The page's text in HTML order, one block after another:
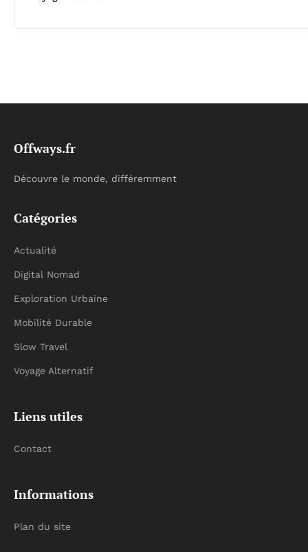
Offways.fr
Découvre le monde, différemment
Catégories
Actualité
Digital Nomad
Exploration Urbaine
Mobilité Durable
Slow Travel
Voyage Alternatif
Liens utiles
Contact
Informations
Plan du site